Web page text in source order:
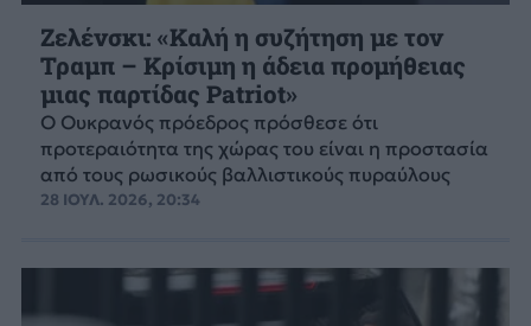
Ζελένσκι: «Καλή η συζήτηση με τον
Τραμπ – Κρίσιμη η άδεια προμήθειας
μιας παρτίδας Patriot»
Ο Ουκρανός πρόεδρος πρόσθεσε ότι
προτεραιότητα της χώρας του είναι η προστασία
από τους ρωσικούς βαλλιστικούς πυραύλους
28 ΙΟΥΛ. 2026, 20:34